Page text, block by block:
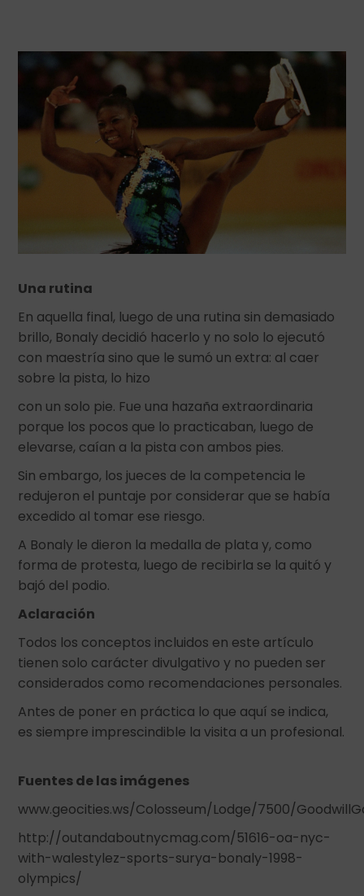
Una rutina
En aquella final, luego de una rutina sin demasiado
brillo, Bonaly decidió hacerlo y no solo lo ejecutó
con maestría sino que le sumó un extra: al caer
sobre la pista, lo hizo
con un solo pie. Fue una hazaña extraordinaria
porque los pocos que lo practicaban, luego de
elevarse, caían a la pista con ambos pies.
Sin embargo, los jueces de la competencia le
redujeron el puntaje por considerar que se había
excedido al tomar ese riesgo.
A Bonaly le dieron la medalla de plata y, como
forma de protesta, luego de recibirla se la quitó y
bajó del podio.
Aclaración
Todos los conceptos incluidos en este artículo
tienen solo carácter divulgativo y no pueden ser
considerados como recomendaciones personales.
Antes de poner en práctica lo que aquí se indica,
es siempre imprescindible la visita a un profesional.
Fuentes de las imágenes
www.geocities.ws/Colosseum/Lodge/7500/
http://outandaboutnycmag.com/51616-oa-nyc-
with-walestylez-sports-surya-bonaly-1998-
olympics/